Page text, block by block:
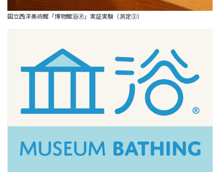
国立西洋美術館「博物館浴🄬」実証実験（測定③）